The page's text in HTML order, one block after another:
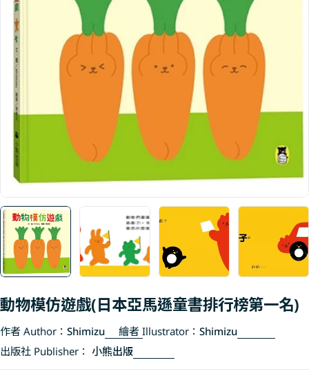
Open media 0 in modal
動物模仿遊戲(日本亞馬遜童書排行榜第一名)
作者 Author： Shimizu 繪者 Illustrator： Shimizu
出版社 Publisher： 小熊出版